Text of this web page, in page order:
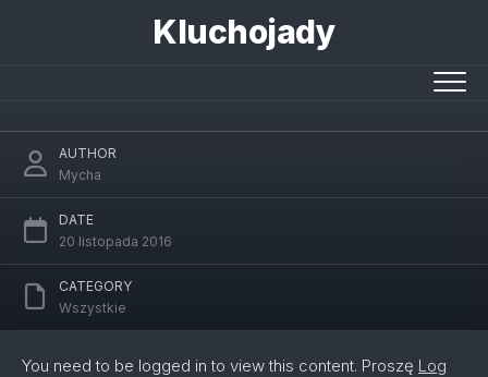
Kluchojady
AUTHOR
Mycha
DATE
20 listopada 2016
CATEGORY
Wszystkie
You need to be logged in to view this content. Proszę Log